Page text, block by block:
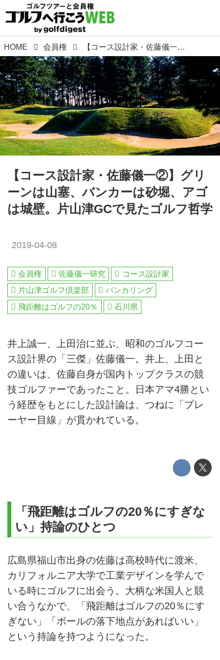
HOME 会員権 【コース設計家・佐藤儀一②】グリーンは山塞、バンカーは砂堀、アゴは城壁。片山津GCで見たゴルフ哲学
【コース設計家・佐藤儀一②】グリ
ーンは山塞、バンカーは砂堀、アゴ
は城壁。片山津GCで見たゴルフ哲学
2019-04-08
会員権 佐藤儀一研究
コース設計家
片山津ゴルフ倶楽部
バンカリング
飛距離はゴルフの20％
石川県
井上誠一、上田治に並ぶ、昭和のゴルフコー
ス設計界の「三傑」佐藤儀一。井上、上田と
の違いは、佐藤自身が国内トップクラスの競
技ゴルファーであったこと。日本アマ4勝とい
う経歴をもとにした設計論は、つねに「プレ
ーヤー目線」が貫かれている。
「飛距離はゴルフの20％にすぎな
い」持論のひとつ
広島県福山市出身の佐藤は高校時代に渡米、
カリフォルニア大学で工業デザインを学んで
いる時にゴルフに出会う。大柄な米国人と競
い合うなかで、「飛距離はゴルフの20％にす
ぎない」「ボールの落下地点があればいい」
という持論を持つようになった。